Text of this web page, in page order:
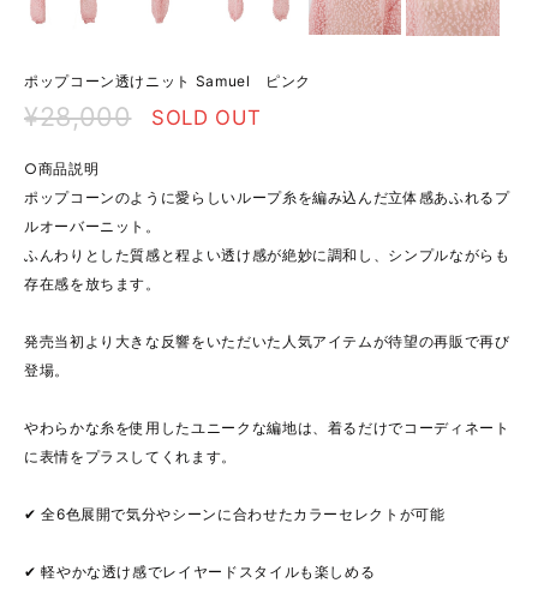
ポップコーン透けニット Samuel ピンク
¥28,000 SOLD OUT
○商品説明
ポップコーンのように愛らしいループ糸を編み込んだ立体感あふれるプ
ルオーバーニット。
ふんわりとした質感と程よい透け感が絶妙に調和し、シンプルながらも
存在感を放ちます。
発売当初より大きな反響をいただいた人気アイテムが待望の再販で再び
登場。
やわらかな糸を使用したユニークな編地は、着るだけでコーディネート
に表情をプラスしてくれます。
✔ 全6色展開で気分やシーンに合わせたカラーセレクトが可能
✔ 軽やかな透け感でレイヤードスタイルも楽しめる